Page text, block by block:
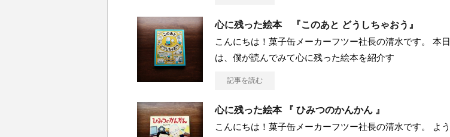
心に残った絵本 『このあと どうしちゃおう』
こんにちは！菓子缶メーカーフツー社長の清水です。 本日
は、僕が読んでみて心に残った絵本を紹介す
記事を読む
心に残った絵本 『 ひみつのかんかん 』
こんにちは！菓子缶メーカーフツー社長の清水です。 よう